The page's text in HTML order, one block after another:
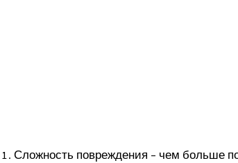
Сложность повреждения – чем больше